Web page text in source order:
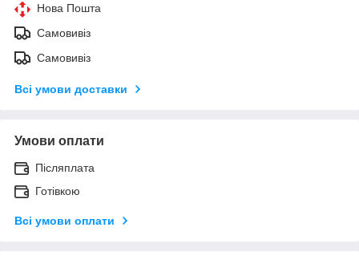
Нова Пошта
Самовивіз
Самовивіз
Всі умови доставки
Умови оплати
Післяплата
Готівкою
Всі умови оплати